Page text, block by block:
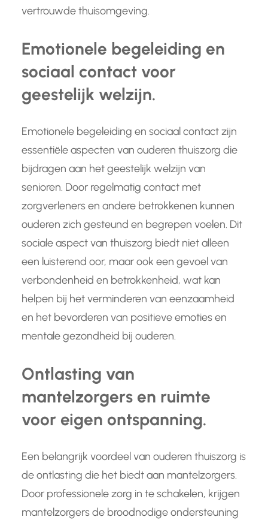
vertrouwde thuisomgeving.
Emotionele begeleiding en
sociaal contact voor
geestelijk welzijn.
Emotionele begeleiding en sociaal contact zijn
essentiële aspecten van ouderen thuiszorg die
bijdragen aan het geestelijk welzijn van
senioren. Door regelmatig contact met
zorgverleners en andere betrokkenen kunnen
ouderen zich gesteund en begrepen voelen. Dit
sociale aspect van thuiszorg biedt niet alleen
een luisterend oor, maar ook een gevoel van
verbondenheid en betrokkenheid, wat kan
helpen bij het verminderen van eenzaamheid
en het bevorderen van positieve emoties en
mentale gezondheid bij ouderen.
Ontlasting van
mantelzorgers en ruimte
voor eigen ontspanning.
Een belangrijk voordeel van ouderen thuiszorg is
de ontlasting die het biedt aan mantelzorgers.
Door professionele zorg in te schakelen, krijgen
mantelzorgers de broodnodige ondersteuning